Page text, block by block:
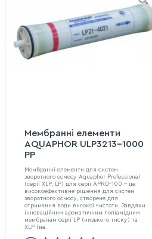
Мембранні елементи
AQUAPHOR ULP3213-1000
PP
Мембранні елементи для систем
зворотного осмосу Aquaphor Professional
(серії XLP, LP) для серії APRO-100 - це
високоефективне рішення для систем
зворотного осмосу, створене для
отримання води високої чистоти. Завдяки
інноваційним ароматичним поліамідним
мембранам серії LP (низького тиску) та
XLP (на..